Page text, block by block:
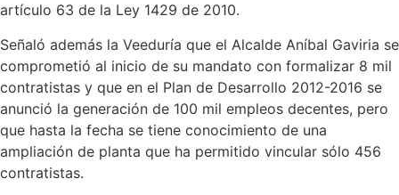
artículo 63 de la Ley 1429 de 2010.
Señaló además la Veeduría que el Alcalde Aníbal Gaviria se
comprometió al inicio de su mandato con formalizar 8 mil
contratistas y que en el Plan de Desarrollo 2012-2016 se
anunció la generación de 100 mil empleos decentes, pero
que hasta la fecha se tiene conocimiento de una
ampliación de planta que ha permitido vincular sólo 456
contratistas.